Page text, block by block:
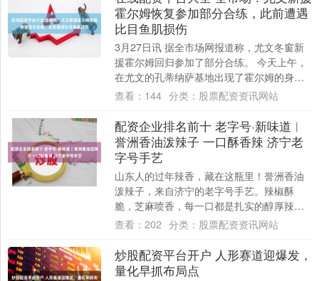
霍尔姆恢复参加部分合练，此前遭遇
比目鱼肌损伤
3月27日讯 据全市场网报道称，尤文冬窗新
援霍尔姆回归参加了部分合练。 今天上午，
在尤文的孔蒂纳萨基地出现了霍尔姆的身
影。这位边后卫此前在2月15日对阵国米的
查看： 144 分类： 股票配资资讯网站
配资企业排名前十 老字号·新味道︱
誉洲香油泼辣子 一口酥香辣 济宁老
字号手艺
山东人的过年辣香，藏在这瓶里！誉洲香油
泼辣子，来自济宁的老字号手艺。辣椒酥
脆，芝麻喷香，每一口都是扎实的醇厚辣
香。过年包饺子、拌黄瓜，随便一搭都是家
查看： 202 分类： 股票配资资讯网站
炒股配资平台开户 人形赛道迎爆发，
量化早抓布局点